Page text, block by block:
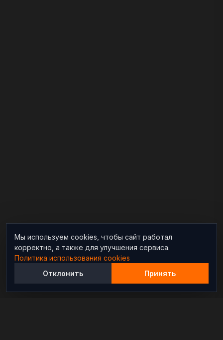
Мы используем cookies, чтобы сайт работал
корректно, а также для улучшения сервиса.
Политика использования cookies
Отклонить
Принять